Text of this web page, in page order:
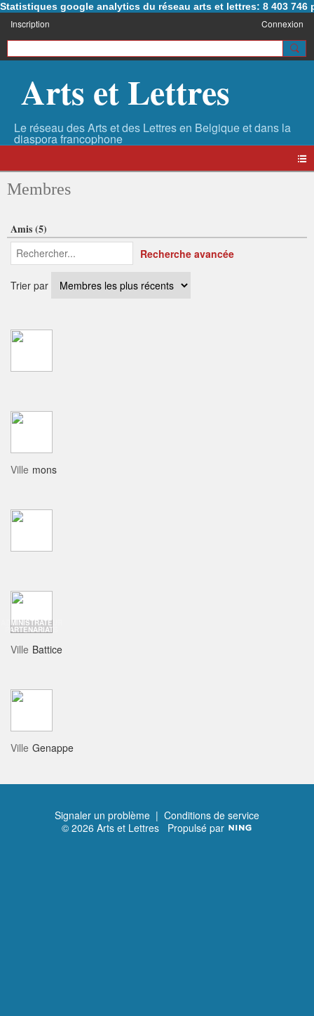
Statistiques google analytics du réseau arts et lettres: 8 403 746
Inscription Connexion
Arts et Lettres
Membres
Amis (5)
Trier par
Recherche avancée
Ville mons
ADMINISTRATEUR
PARTENARIATS
Ville Battice
Ville Genappe
Signaler un problème | Conditions de service
© 2026 Arts et Lettres Propulsé par